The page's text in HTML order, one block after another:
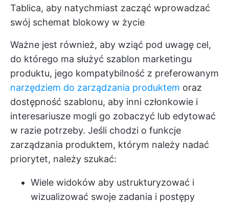
Tablica, aby natychmiast zacząć wprowadzać
swój schemat blokowy w życie
Ważne jest również, aby wziąć pod uwagę cel,
do którego ma służyć szablon marketingu
produktu, jego kompatybilność z preferowanym
narzędziem do zarządzania produktem oraz
dostępność szablonu, aby inni członkowie i
interesariusze mogli go zobaczyć lub edytować
w razie potrzeby. Jeśli chodzi o funkcje
zarządzania produktem, którym należy nadać
priorytet, należy szukać:
Wiele widoków aby ustrukturyzować i
wizualizować swoje zadania i postępy